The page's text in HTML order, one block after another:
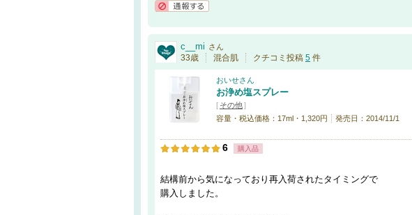
c__mi さん
33歳 混合肌 クチコミ投稿 5 件
おいせさん
お浄め塩スプレー
[ その他]
容量・税込価格：17ml・1,320円
発売日：2014/11/1
6 購入品
結構前から気になっており再入荷されたタイミングで
購入しました。